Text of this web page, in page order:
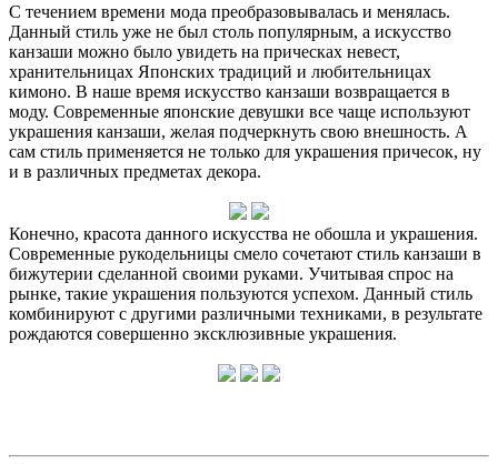
С течением времени мода преобразовывалась и менялась.
Данный стиль уже не был столь популярным, а искусство
канзаши можно было увидеть на прическах невест,
хранительницах Японских традиций и любительницах
кимоно. В наше время искусство канзаши возвращается в
моду. Современные японские девушки все чаще используют
украшения канзаши, желая подчеркнуть свою внешность. А
сам стиль применяется не только для украшения причесок, ну
и в различных предметах декора.
Конечно, красота данного искусства не обошла и украшения.
Современные рукодельницы смело сочетают стиль канзаши в
бижутерии сделанной своими руками. Учитывая спрос на
рынке, такие украшения пользуются успехом. Данный стиль
комбинируют с другими различными техниками, в результате
рождаются совершенно эксклюзивные украшения.